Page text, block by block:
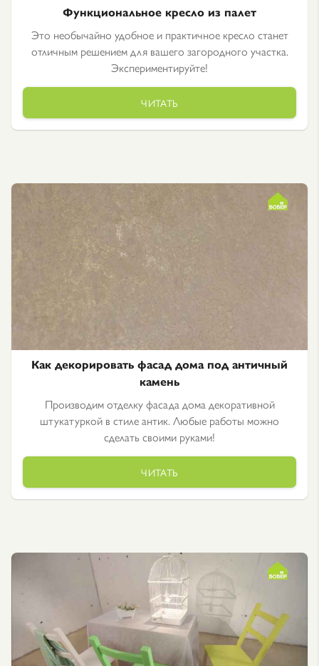
Функциональное кресло из палет
Это необычайно удобное и практичное кресло станет
отличным решением для вашего загородного участка.
Экспериментируйте!
ЧИТАТЬ
Как декорировать фасад дома под античный
камень
Производим отделку фасада дома декоративной
штукатуркой в стиле антик. Любые работы можно
сделать своими руками!
ЧИТАТЬ